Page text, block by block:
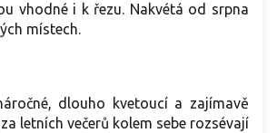
vhodné i k řezu. Nakvétá od srpna
místech.
dlouho kvetoucí a zajímavě
letních večerů kolem sebe rozsévají